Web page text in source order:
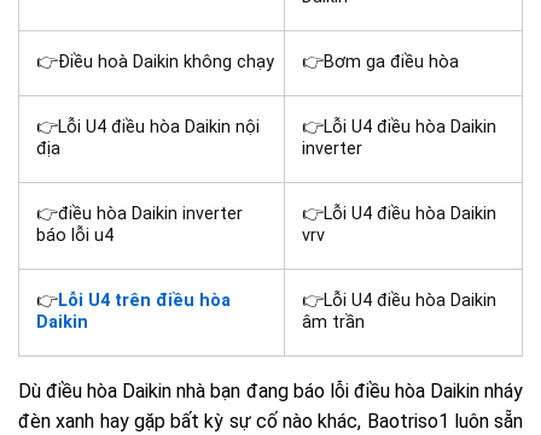
👉Điều hoà Daikin không chạy 👉Bơm ga điều hòa
👉Lỗi U4 điều hòa Daikin nội
địa
👉Lỗi U4 điều hòa Daikin
inverter
👉điều hòa Daikin inverter
báo lỗi u4
👉Lỗi U4 điều hòa Daikin
vrv
👉Lỗi U4 trên điều hòa
Daikin
👉Lỗi U4 điều hòa Daikin
âm trần
Dù điều hòa Daikin nhà bạn đang báo lỗi điều hòa Daikin nháy
đèn xanh hay gặp bất kỳ sự cố nào khác, Baotriso1 luôn sẵn